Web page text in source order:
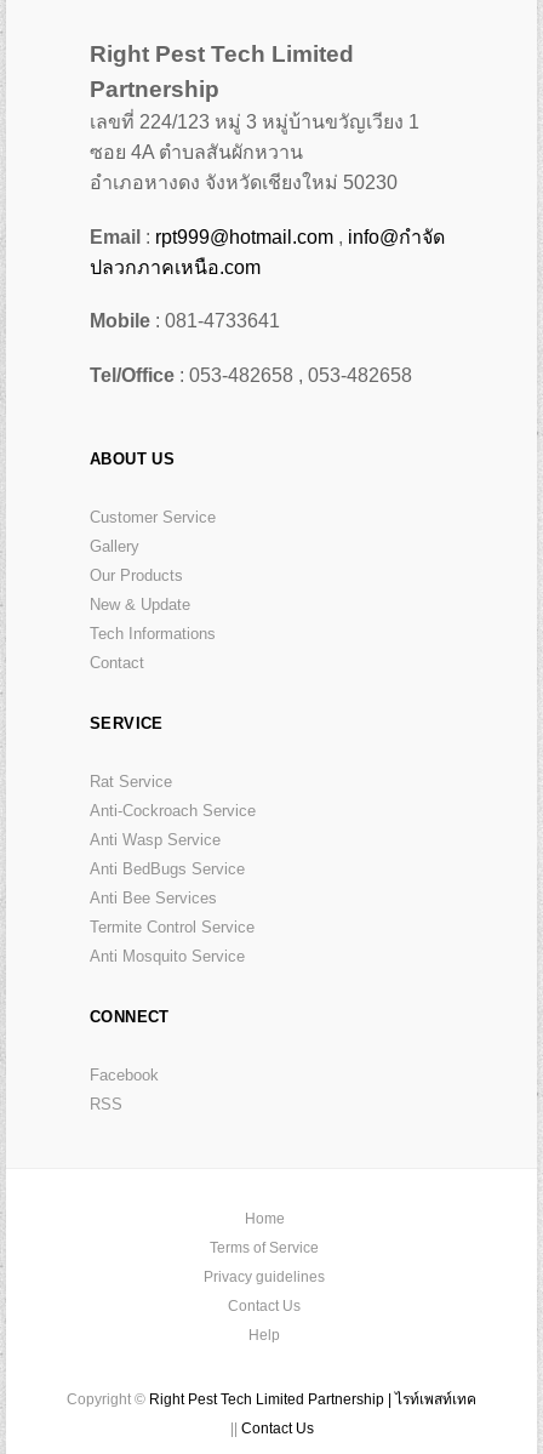
Right Pest Tech Limited
Partnership
เลขที่ 224/123 หมู่ 3 หมู่บ้านขวัญเวียง 1
ซอย 4A ตำบลสันผักหวาน
อำเภอหางดง จังหวัดเชียงใหม่ 50230
Email : rpt999@hotmail.com , info@กำจัด
ปลวกภาคเหนือ.com
Mobile : 081-4733641
Tel/Office : 053-482658 , 053-482658
ABOUT US
Customer Service
Gallery
Our Products
New & Update
Tech Informations
Contact
SERVICE
Rat Service
Anti-Cockroach Service
Anti Wasp Service
Anti BedBugs Service
Anti Bee Services
Termite Control Service
Anti Mosquito Service
CONNECT
Facebook
RSS
Home
Terms of Service
Privacy guidelines
Contact Us
Help
Copyright © Right Pest Tech Limited Partnership | ไรท์เพสท์เทค
Contact Us